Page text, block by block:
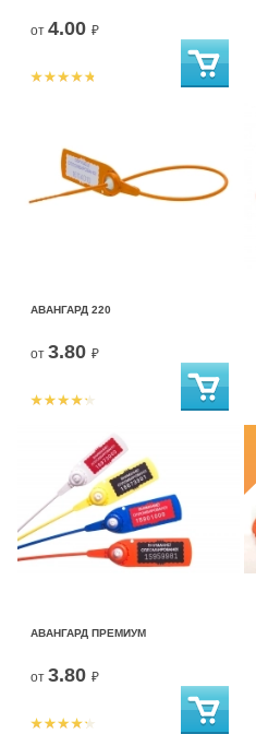
от 4.00 ₽
АВАНГАРД 220
от 3.80 ₽
АВАНГАРД ПРЕМИУМ
от 3.80 ₽